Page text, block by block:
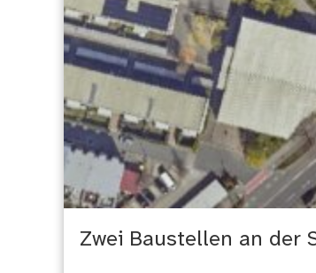
Zwei Baustellen an der